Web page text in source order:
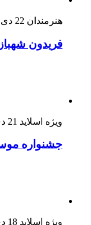
هنرمندان 22 دی 1403
فریدون
ویژه اسلاید 21 دی 1403
جشنواره
ویژه اسلاید 18 دی 1403